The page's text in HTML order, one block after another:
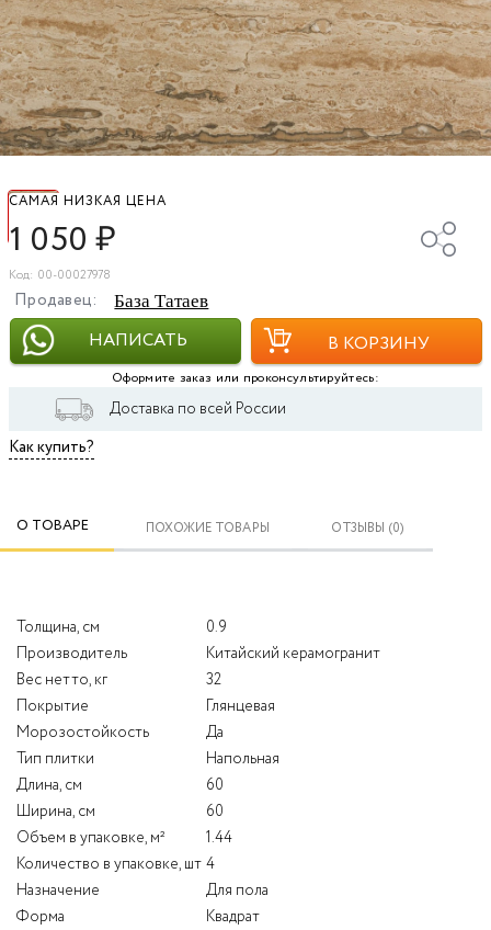
САМАЯ НИЗКАЯ ЦЕНА
1 050₽
Код: 00-00027978
Продавец: База Татаев
НАПИСАТЬ В КОРЗИНУ
Оформите заказ или проконсультируйтесь:
Доставка по всей России
Как купить?
О ТОВАРЕ ПОХОЖИЕ ТОВАРЫ ОТЗЫВЫ (0)
Толщина, см
0.9
Производитель
Китайский керамогранит
Вес нетто, кг
32
Покрытие
Глянцевая
Морозостойкость
Да
Тип плитки
Напольная
Длина, см
60
Ширина, см
60
Объем в упаковке, м²
1.44
Количество в упаковке, шт 4
Назначение
Для пола
Форма
Квадрат